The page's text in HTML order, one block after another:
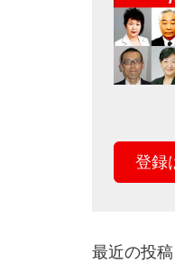
登録
最近の投稿